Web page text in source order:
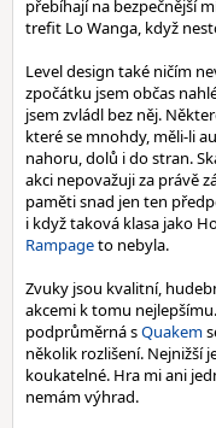
přebíhají na bezpečnější
trefit Lo Wanga, když
Level design také ničím
zpočátku jsem občas
jsem zvládl bez něj.
které se mnohdy, měli-li
nahoru, dolů i do stran.
akci nepovažuji za právě
paměti snad jen ten
i když taková klasa jako
Rampageto nebyla.
Zvuky jsou kvalitní,
akcemi k tomu
podprůměrná sQuakem
několik rozlišení. Nejnižší
koukatelné. Hra mi ani
nemám výhrad.